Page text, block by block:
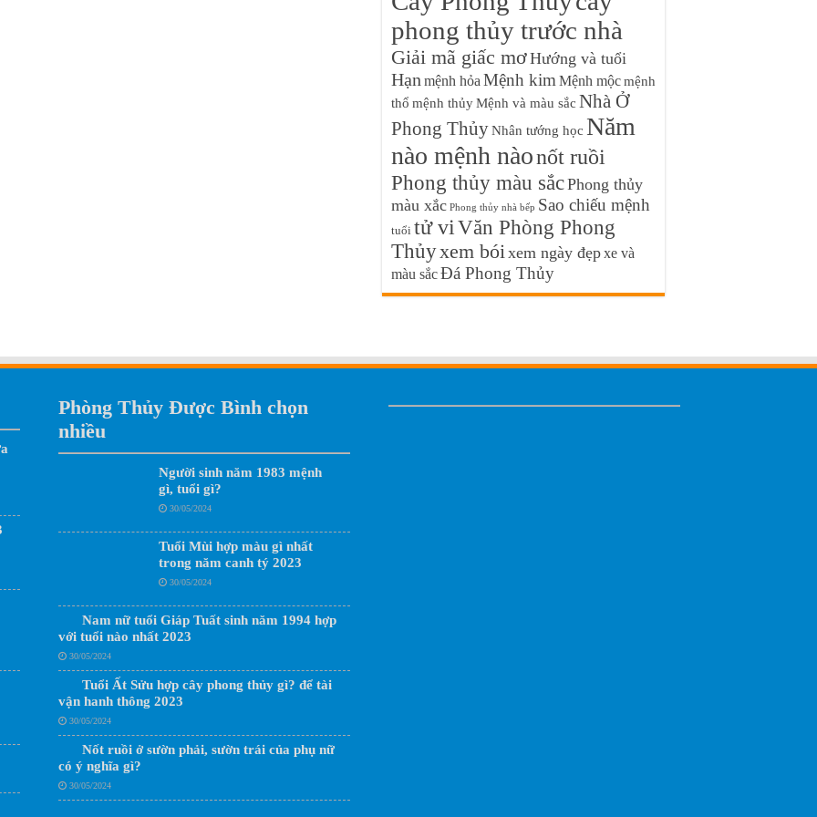
phong thủy trước nhà
Giải mã giấc mơHướng và tuổi
Hạn mệnh hỏaMệnh kim Mệnh mộcmệnh
thổ mệnh thủyMệnh và màu sắc Nhà Ở
Phong ThủyNhân tướng học Năm
nào mệnh nàonốt ruồi
Phong thủy màu sắcPhong thủy
màu xắc Phong thủy nhà bếp Sao chiếu mệnh
tuổi tử vi Văn Phòng Phong
Thủyxem bóixem ngày đẹpxe và
màu sắcĐá Phong Thủy
Phòng Thủy Được Bình chọn
nhiều
Người sinh năm 1983 mệnh
gì, tuổi gì?
30/05/2024
Tuổi Mùi hợp màu gì nhất
trong năm canh tý 2023
30/05/2024
Nam nữ tuổi Giáp Tuất sinh năm 1994 hợp
với tuổi nào nhất 2023
30/05/2024
Tuổi Ất Sửu hợp cây phong thủy gì? để tài
vận hanh thông 2023
30/05/2024
Nốt ruồi ở sườn phải, sườn trái của phụ nữ
có ý nghĩa gì?
30/05/2024